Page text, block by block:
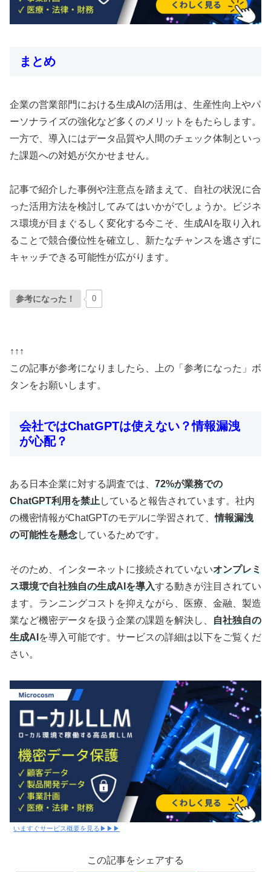
まとめ
企業の営業部門における生成AIの活用は、生産性向上やパ
ーソナライズの強化など多くのメリットをもたらします。
一方で、導入にはデータ品質や人間のチェック体制といっ
た課題への対処が欠かせません。
記事で紹介した事例や注意点を踏まえて、自社の状況に合
った活用方法を検討してみてはいかがでしょうか。ビジネ
ス環境が目まぐるしく変化する今こそ、生成AIを取り入れ
ることで競合優位性を確立し、新たなチャンスを逃さずに
キャッチできる可能性が広がります。
参考になった！ 0
↑↑↑
この記事が参考になりましたら、上の「参考になった」ボ
タンをお願いします。
会社ではChatGPTは使えない？情報漏洩
が心配？
ある日本企業に対する調査では、 72%が業務での
ChatGPT利用を禁止していると報告されています。社内
の機密情報がChatGPTのモデルに学習されて、情報漏洩
の可能性を懸念しているためです。
そのため、インターネットに接続されていないオンプレミ
ス環境で自社独自の生成AIを導入する動きが注目されてい
ます。ランニングコストを抑えながら、医療、金融、製造
業など機密データを扱う企業の課題を解決し、
自社独自の
生成AI を導入可能です。サービスの詳細は以下をご覧くだ
さい。
いますぐサービス概要を見る▶▶▶
この記事をシェアする